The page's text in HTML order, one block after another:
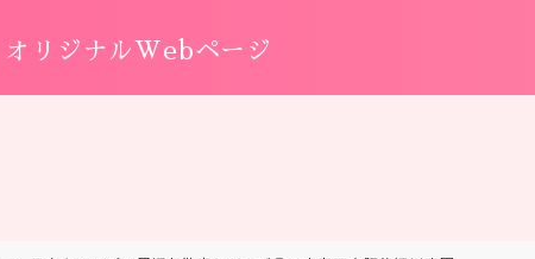
オリジナルWebページ